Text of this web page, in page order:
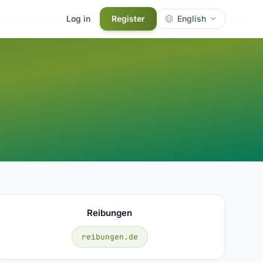
Log in Register English
Reibungen
reibungen.de